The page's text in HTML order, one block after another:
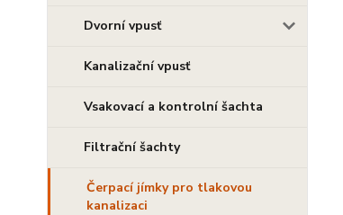
Dvorní vpusť
Kanalizační vpusť
Vsakovací a kontrolní šachta
Filtrační šachty
Čerpací jímky pro tlakovou
kanalizaci